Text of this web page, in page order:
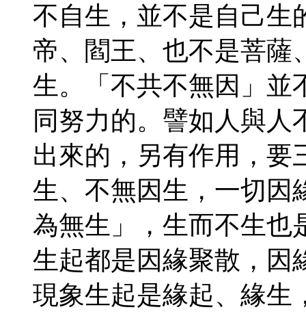
不自生，並不是自己生
帝、閻王、也不是菩薩
生。「不共不無因」並
同努力的。譬如人與
出來的，另有作用，要
生、不無因生，一切因
為無生」，生而不生也
生起都是因緣聚散，因
現象生起是緣起、緣生